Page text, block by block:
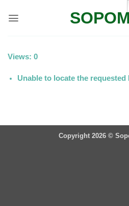
Views: 0
Unable to locate the requested
Copyright 2026 ©